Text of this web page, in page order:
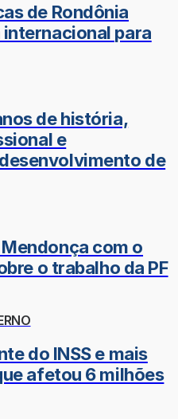
de Rondônia
para
de história,
e
de
com o
o trabalho da PF
do INSS e mais
afetou 6 milhões